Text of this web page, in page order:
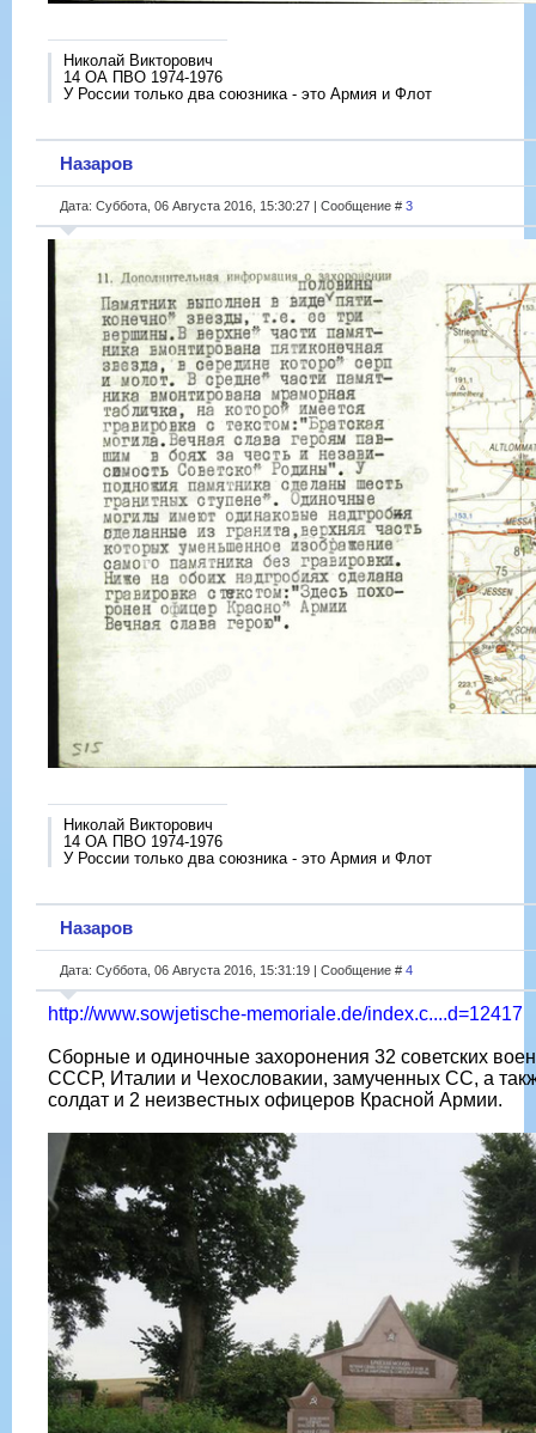
Николай Викторович
14 ОА ПВО 1974-1976
У России только два союзника - это Армия и Флот
Назаров
Дата: Суббота, 06 Августа 2016, 15:30:27 | Сообщение # 3
Николай Викторович
14 ОА ПВО 1974-1976
У России только два союзника - это Армия и Флот
Назаров
Дата: Суббота, 06 Августа 2016, 15:31:19 | Сообщение # 4
http://www.sowjetische-memoriale.de/index.c....d=12417
Сборные и одиночные захоронения 32 советских
СССР, Италии и Чехословакии, замученных СС, а
солдат и 2 неизвестных офицеров Красной Армии.